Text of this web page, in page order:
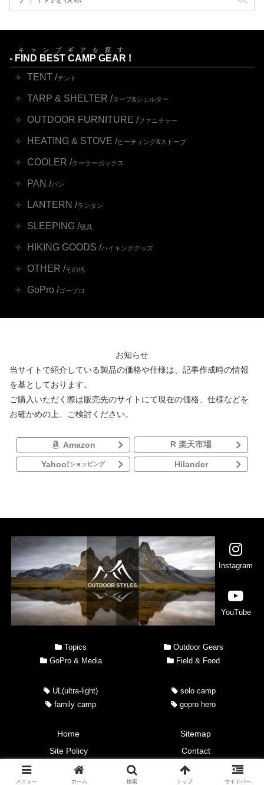
- FIND BEST CAMP GEAR
キャンプギアを探す
!
TENT /テント
TARP & SHELTER /タープ&シェルター
OUTDOOR FURNITURE /ファニチャー
HEATING & STOVE /ヒーティング&ストーブ
COOLER /クーラーボックス
PAN /パン
LANTERN /ランタン
SLEEPING /寝具
HIKING GOODS /ハイキンググッズ
OTHER /その他
GoPro /ゴープロ
お知らせ
当サイトで紹介している製品の価格や仕様は、記事作成時の情報
を基としております。
ご購入いただく際は販売先のサイトにて現在の価格、仕様などを
お確かめの上、ご検討ください。
Amazon R 楽天市場
Yahoo!ショッピング Hilander
Instagram
YouTube
Topics
Outdoor Gears
GoPro & Media
Field & Food
UL(ultra-light)
solo camp
family camp
gopro hero
Home
Sitemap
Site Policy
Contact
Copyright © 2018 OUTDOOR STYLES. All Rights Reserved.
メニュー ホーム 検索 トップ サイドバー